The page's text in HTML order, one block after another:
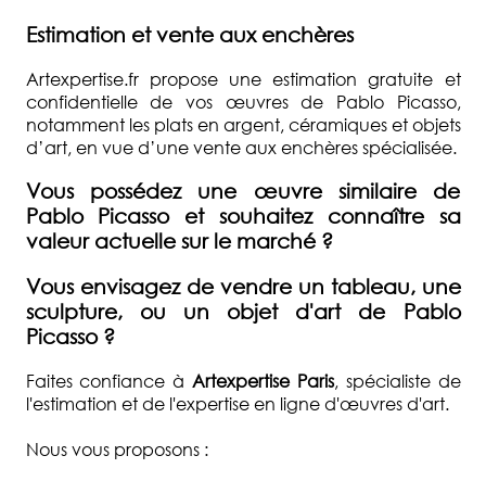
Estimation et vente aux enchères
Artexpertise.fr propose une estimation gratuite et
confidentielle de vos œuvres de Pablo Picasso,
notamment les plats en argent, céramiques et objets
d’art, en vue d’une vente aux enchères spécialisée.
Vous possédez une œuvre similaire de
Pablo Picasso et souhaitez connaître sa
valeur actuelle sur le marché ?
Vous envisagez de vendre un tableau, une
sculpture, ou un objet d'art de Pablo
Picasso ?
Faites confiance à Artexpertise Paris, spécialiste de
l'estimation et de l'expertise en ligne d'œuvres d'art.
Nous vous proposons :